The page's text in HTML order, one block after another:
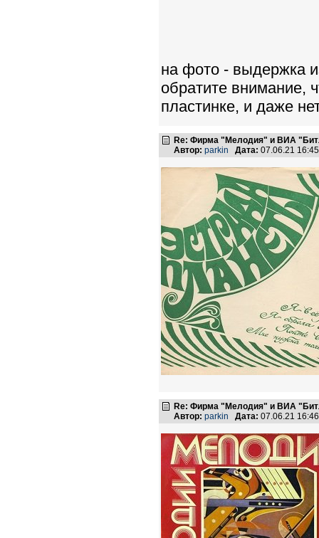
на фото - выдержка
обратите внимание,
пластинке, и даже
Re: Фирма "Мелодия" и ВИА
Автор: parkin Дата: 07.06.21
Re: Фирма "Мелодия" и ВИА
Автор: parkin Дата: 07.06.21